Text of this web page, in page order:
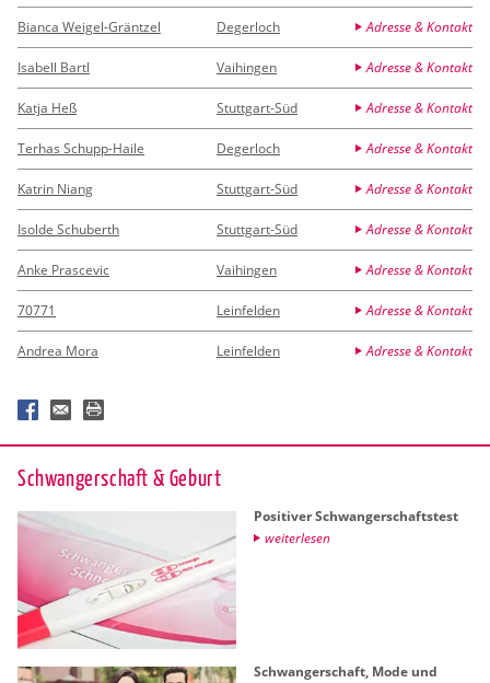
Bianca Weigel-Gräntzel Degerloch Adresse & Kontakt
Isabell Bartl Vaihingen Adresse & Kontakt
Katja Heß Stuttgart-Süd Adresse & Kontakt
Terhas Schupp-Haile Degerloch Adresse & Kontakt
Katrin Niang Stuttgart-Süd Adresse & Kontakt
Isolde Schuberth Stuttgart-Süd Adresse & Kontakt
Anke Prascevic Vaihingen Adresse & Kontakt
70771 Leinfelden Adresse & Kontakt
Andrea Mora Leinfelden Adresse & Kontakt
Schwan­ger­schaft & Ge­burt
Po­si­ti­ver Schwan­ger­schafts­test
wei­ter­le­sen
Schwan­ger­schaft, Mode und